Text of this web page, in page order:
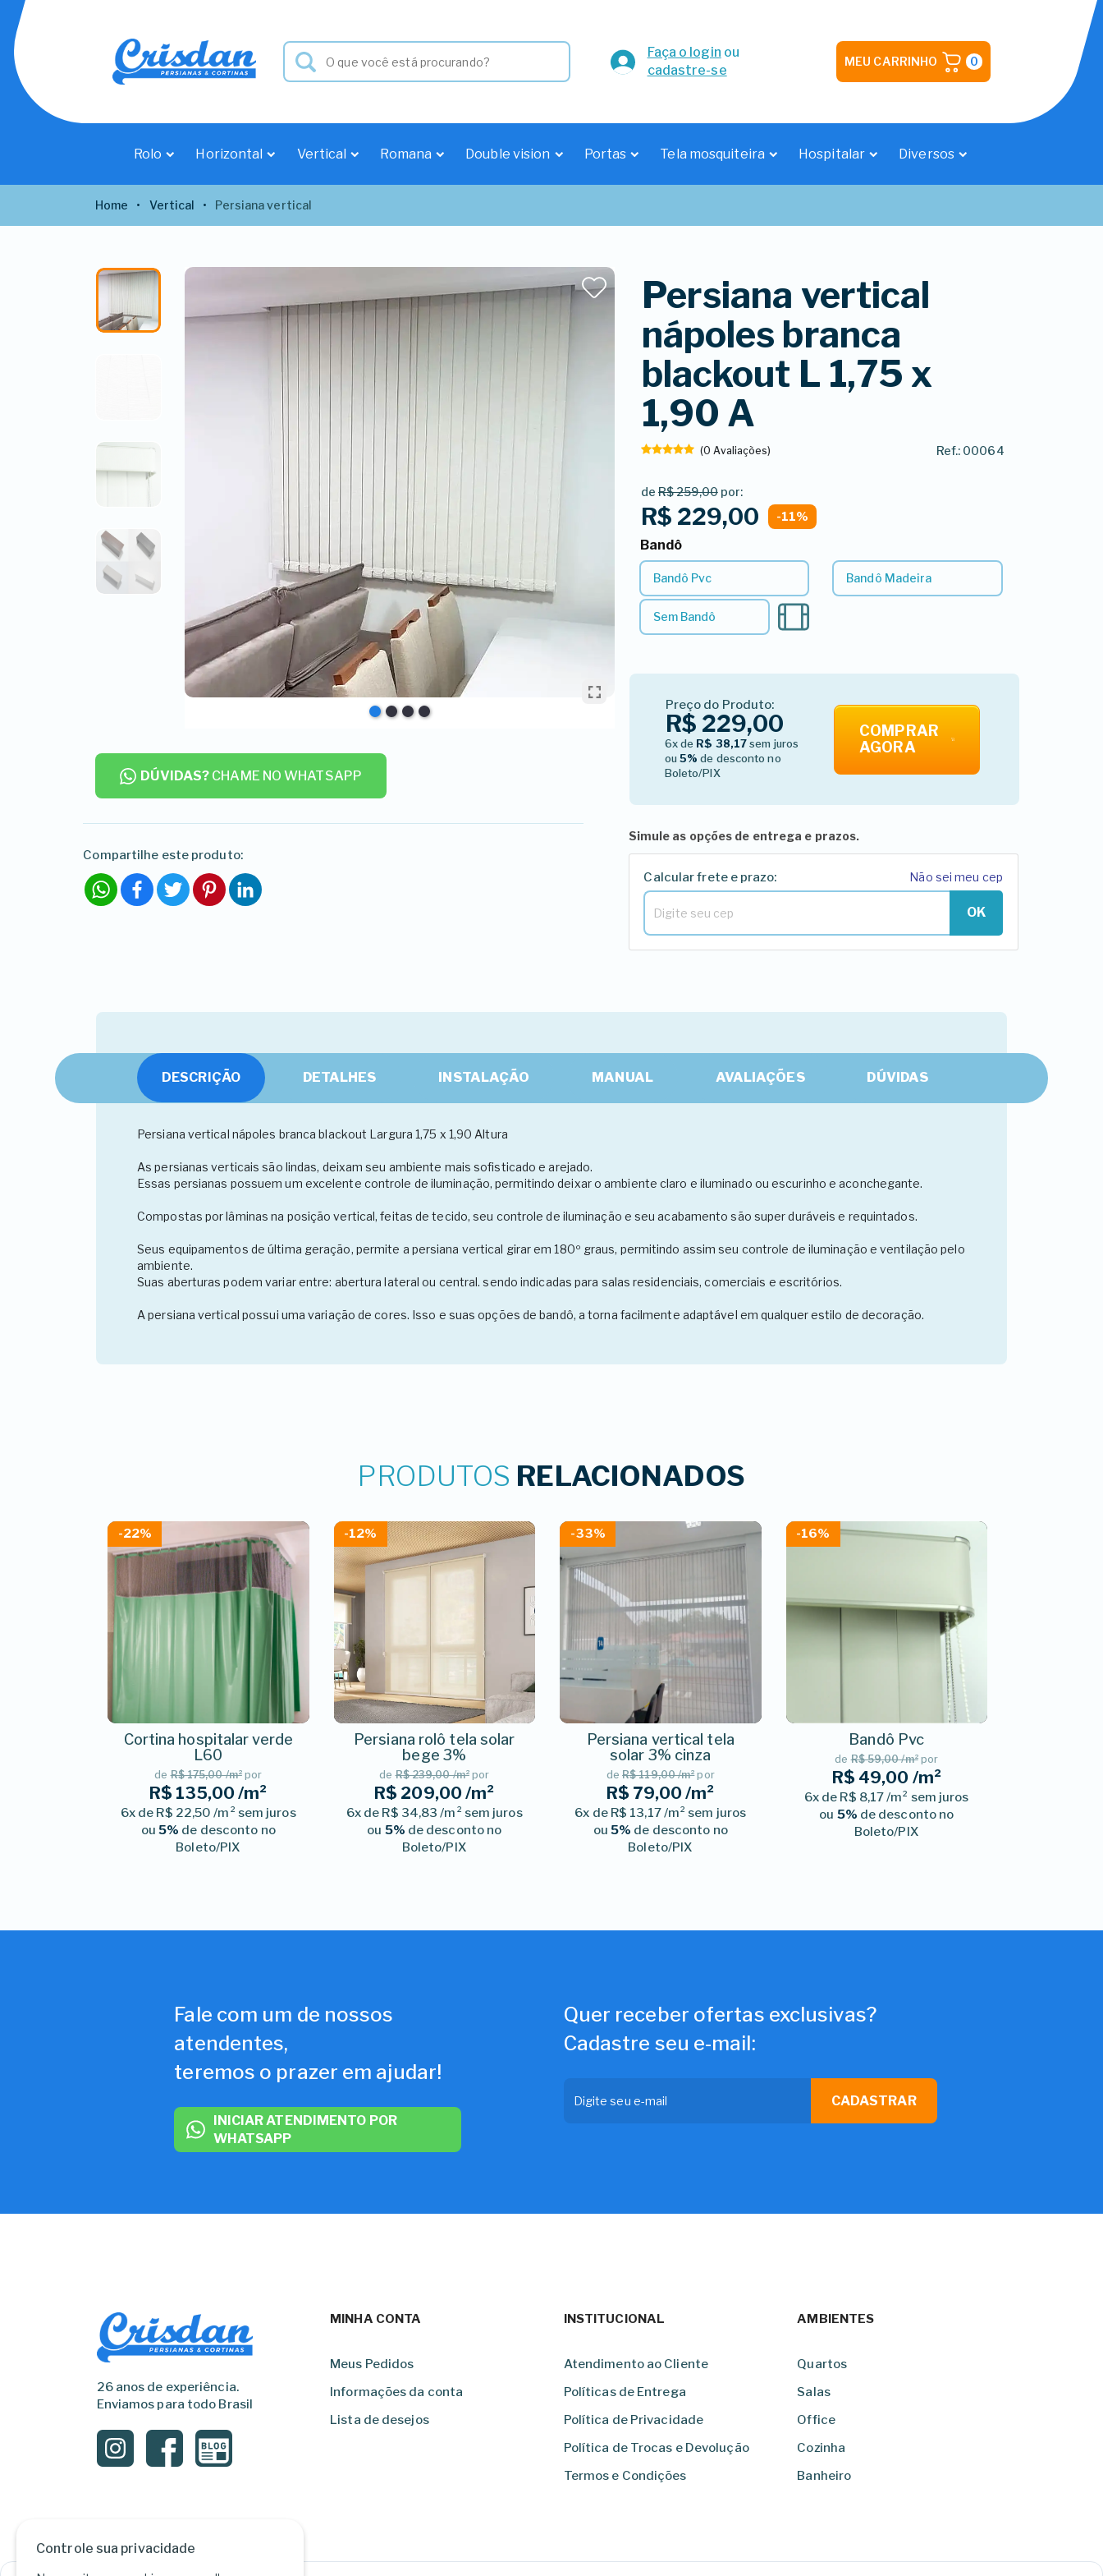
Faça o login ou
cadastre-se
MEU CARRINHO 0
Rolo Horizontal Vertical Romana Double vision Portas Tela mosquiteira Hospitalar Diversos
Home Vertical Persiana vertical
DÚVIDAS? CHAME NO WHATSAPP
Compartilhe este produto:
WhatsAppFacebookTwitterPinterest
Persiana vertical
nápoles branca
blackout L 1,75 x
1,90 A
(0 Avaliações) Ref.: 00064
de R$ 259,00por:
R$ 229,00 -11%
Bandô
Bandô
Bandô Pvc Bandô Madeira
Sem Bandô
Preço do Produto:
R$ 229,00
6x de R$ 38,17sem juros
ou 5% de desconto no
Boleto/PIX
COMPRAR
AGORA
Simule as opções de entrega e prazos.
Calcular frete e prazo: Não sei meu cep
OK
DESCRIÇÃO DETALHES INSTALAÇÃO MANUAL AVALIAÇÕES DÚVIDAS
Persiana vertical nápoles branca blackout Largura 1,75 x 1,90 Altura
As persianas verticais são lindas, deixam seu ambiente mais sofisticado e arejado.
Essas persianas possuem um excelente controle de iluminação, permitindo deixar o ambiente claro e iluminado ou escurinho e aconchegante.
Compostas por lâminas na posição vertical, feitas de tecido, seu controle de iluminação e seu acabamento são super duráveis e requintados.
Seus equipamentos de última geração, permite a persiana vertical girar em 180º graus, permitindo assim seu controle de iluminação e ventilação pelo
ambiente.
Suas aberturas podem variar entre: abertura lateral ou central. sendo indicadas para salas residenciais, comerciais e escritórios.
A persiana vertical possui uma variação de cores. Isso e suas opções de bandô, a torna facilmente adaptável em qualquer estilo de decoração.
PRODUTOS RELACIONADOS
-22%
Cortina hospitalar verde
L60
deR$ 175,00 /m²por
R$ 135,00 /m²
6x de R$ 22,50 /m² sem juros
ou5% de desconto no
Boleto/PIX
-12%
Persiana rolô tela solar
bege 3%
deR$ 239,00 /m²por
R$ 209,00 /m²
6x de R$ 34,83 /m² sem juros
ou 5% de desconto no
Boleto/PIX
-33%
Persiana vertical tela
solar 3% cinza
deR$ 119,00 /m²por
R$ 79,00 /m²
6x de R$ 13,17 /m² sem juros
ou5% de desconto no
Boleto/PIX
-16%
Bandô Pvc
deR$ 59,00 /m²por
R$ 49,00 /m²
6x de R$ 8,17 /m² sem juros
ou 5% de desconto no
Boleto/PIX
Fale com um de nossos
atendentes,
teremos o prazer em ajudar!
INICIAR ATENDIMENTO POR
WHATSAPP
Quer receber ofertas exclusivas?
Cadastre seu e-mail:
CADASTRAR
26 anos de experiência.
Enviamos para todo Brasil
MINHA CONTA
Meus Pedidos
Informações da conta
Lista de desejos
INSTITUCIONAL
Atendimento ao Cliente
Políticas de Entrega
Política de Privacidade
Política de Trocas e Devolução
Termos e Condições
AMBIENTES
Quartos
Salas
Office
Cozinha
Banheiro
Controle sua privacidade